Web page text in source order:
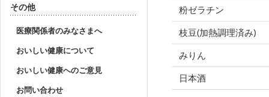
その他
医療関係者のみなさまへ
おいしい健康について
おいしい健康へのご意見
お問い合わせ
粉ゼラチン
枝豆(加熱調理済み)
みりん
日本酒